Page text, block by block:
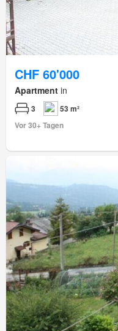
CHF 60'000
Apartment in
3
53 m²
Vor 30+ Tagen